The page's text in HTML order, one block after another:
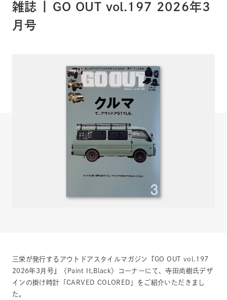
雑誌 | GO OUT vol.197 2026年3
月号
三栄が発行するアウトドアスタイルマガジン『GO OUT vol.197
2026年3月号』〈Paint It,Black〉コーナーにて、寺田尚樹氏デザ
インの掛け時計「CARVED COLORED」をご紹介いただきまし
た。